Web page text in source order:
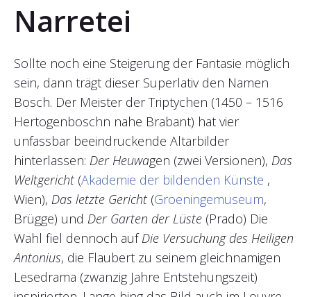
Narretei
Sollte noch eine Steigerung der Fantasie möglich
sein, dann trägt dieser Superlativ den Namen
Bosch. Der Meister der Triptychen (1450 – 1516
Hertogenboschn nahe Brabant) hat vier
unfassbar beeindruckende Altarbilder
hinterlassen: Der Heuwagen (zwei Versionen), Das
Weltgericht (Akademie der bildenden Künste ,
Wien), Das letzte Gericht (Groeningemuseum,
Brügge) und Der Garten der Lüste (Prado) Die
Wahl fiel dennoch aufDie Versuchung des Heiligen
Antonius, die Flaubert zu seinem gleichnamigen
Lesedrama (zwanzig Jahre Entstehungszeit)